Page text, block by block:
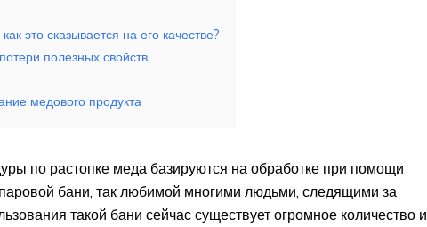
это сказывается на его качестве?
полезных свойств
медового продукта
по растопке меда базируются на обработке при помощи
бани, так любимой многими людьми, следящими за
такой бани сейчас существует огромное количество и